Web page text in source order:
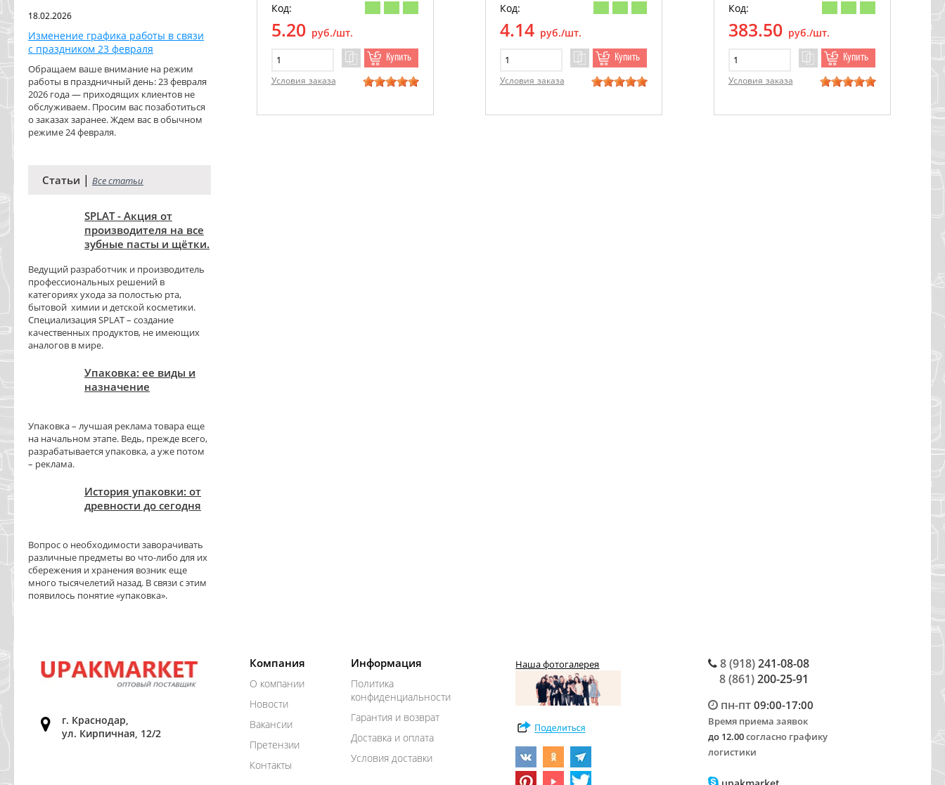
18.02.2026
Изменение графика работы в связи
с праздником 23 февраля
Обращаем ваше внимание на режим
работы в праздничный день: 23 февраля
2026 года — приходящих клиентов не
обслуживаем. Просим вас позаботиться
о заказах заранее. Ждем вас в обычном
режиме 24 февраля.
Статьи | Все статьи
SPLAT - Акция от
производителя на все
зубные пасты и щётки.
Ведущий разработчик и производитель
профессиональных решений в
категориях ухода за полостью рта,
бытовой химии и детской косметики.
Специализация SPLAT – создание
качественных продуктов, не имеющих
аналогов в мире.
Упаковка: ее виды и
назначение
Упаковка – лучшая реклама товара еще
на начальном этапе. Ведь, прежде всего,
разрабатывается упаковка, а уже потом
– реклама.
История упаковки: от
древности до сегодня
Вопрос о необходимости заворачивать
различные предметы во что-либо для их
сбережения и хранения возник еще
много тысячелетий назад. В связи с этим
появилось понятие «упаковка».
Код:
5.20 руб./шт.
Купить
Условия заказа
Код:
4.14 руб./шт.
Купить
Условия заказа
Код:
383.50 руб./шт.
Купить
Условия заказа
г. Краснодар,
ул. Кирпичная, 12/2
Компания
О компании
Новости
Вакансии
Претензии
Контакты
Информация
Политика
конфиденциальности
Гарантия и возврат
Доставка и оплата
Условия доставки
Наша фотогалерея 8 (918)241-08-08
8 (861)200-25-91
пн-пт09:00-17:00
Время приема заявок
до 12.00согласно графику
логистики